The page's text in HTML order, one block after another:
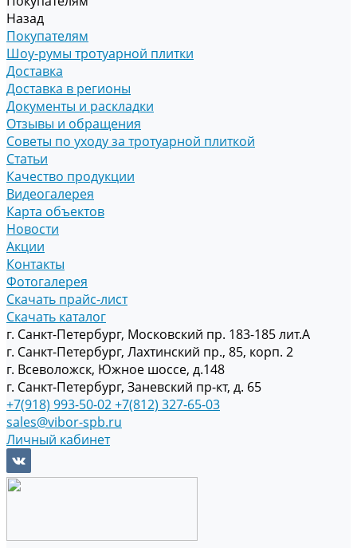
Назад
Покупателям
Шоу-румы тротуарной плитки
Доставка
Доставка в регионы
Документы и раскладки
Отзывы и обращения
Советы по уходу за тротуарной плиткой
Статьи
Качество продукции
Видеогалерея
Карта объектов
Новости
Акции
Контакты
Фотогалерея
Скачать прайс-лист
Скачать каталог
г. Санкт-Петербург, Московский пр. 183-185 лит.А
г. Санкт-Петербург, Лахтинский пр., 85, корп. 2
г. Всеволожск, Южное шоссе, д.148
г. Санкт-Петербург, Заневский пр-кт, д. 65
+7(918) 993-50-02+7(812) 327-65-03
sales@vibor-spb.ru
Личный кабинет